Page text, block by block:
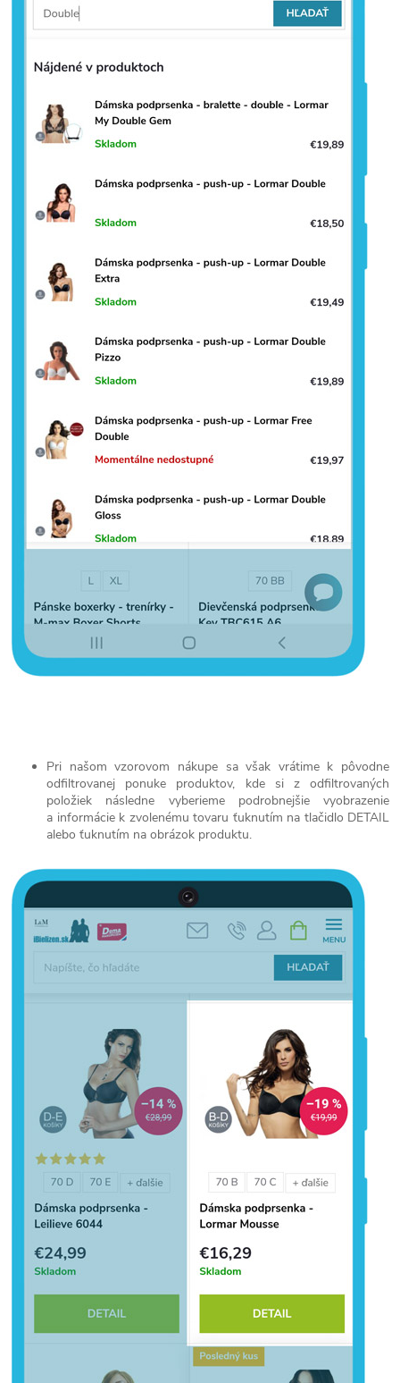
Pri našom vzorovom nákupe sa však vrátime k pôvodne
odfiltrovanej ponuke produktov, kde si z odfiltrovaných
položiek následne vyberieme podrobnejšie vyobrazenie
a informácie k zvolenému tovaru ťuknutím na tlačidlo DETAIL
alebo ťuknutím na obrázok produktu.